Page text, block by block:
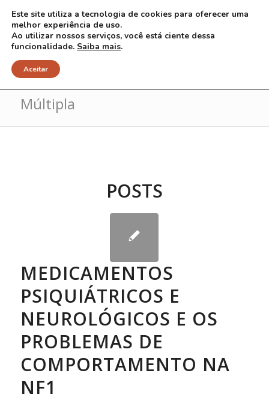
Arquivo para Tag: Esclerose
Múltipla
POSTS
MEDICAMENTOS
PSIQUIÁTRICOS E
NEUROLÓGICOS E OS
PROBLEMAS DE
COMPORTAMENTO NA
NF1
Este site utiliza a tecnologia de cookies para oferecer uma
melhor experiência de uso.
Ao utilizar nossos serviços, você está ciente dessa
funcionalidade. Saiba mais.
Aceitar